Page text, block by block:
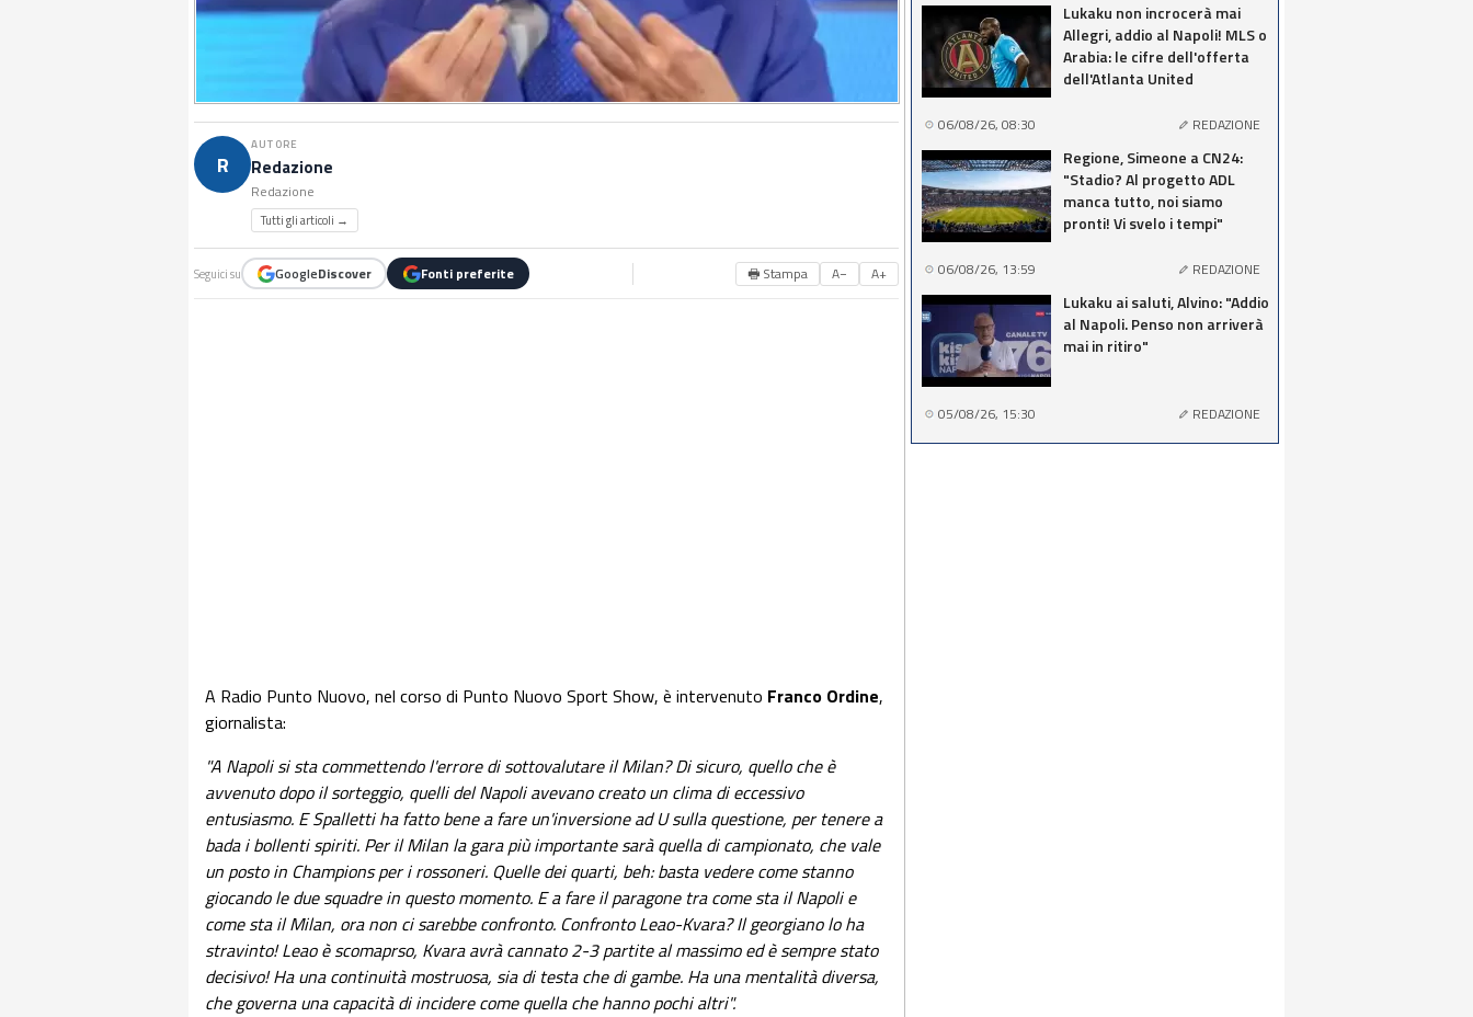
R
AUTORE
Redazione
Redazione
Tutti gli articoli →
Seguici su GoogleDiscover Fonti preferite 🖶 Stampa A− A+
A Radio Punto Nuovo, nel corso di Punto Nuovo Sport Show, è intervenuto Franco Ordine,
giornalista:
"A Napoli si sta commettendo l'errore di sottovalutare il Milan? Di sicuro, quello che è
avvenuto dopo il sorteggio, quelli del Napoli avevano creato un clima di eccessivo
entusiasmo. E Spalletti ha fatto bene a fare un'inversione ad U sulla questione, per tenere a
bada i bollenti spiriti. Per il Milan la gara più importante sarà quella di campionato, che vale
un posto in Champions per i rossoneri. Quelle dei quarti, beh: basta vedere come stanno
giocando le due squadre in questo momento. E a fare il paragone tra come sta il Napoli e
come sta il Milan, ora non ci sarebbe confronto. Confronto Leao-Kvara? Il georgiano lo ha
stravinto! Leao è scomaprso, Kvara avrà cannato 2-3 partite al massimo ed è sempre stato
decisivo! Ha una continuità mostruosa, sia di testa che di gambe. Ha una mentalità diversa,
che governa una capacità di incidere come quella che hanno pochi altri".
Lukaku non incrocerà mai
Allegri, addio al Napoli! MLS o
Arabia: le cifre dell'offerta
dell'Atlanta United
06/08/26, 08:30 REDAZIONE
Regione, Simeone a CN24:
"Stadio? Al progetto ADL
manca tutto, noi siamo
pronti! Vi svelo i tempi"
06/08/26, 13:59 REDAZIONE
Lukaku ai saluti, Alvino: "Addio
al Napoli. Penso non arriverà
mai in ritiro"
05/08/26, 15:30 REDAZIONE